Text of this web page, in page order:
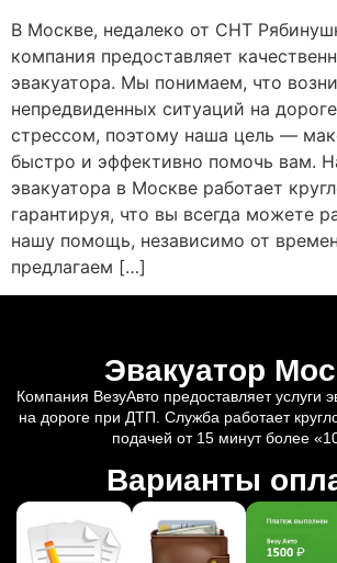
В Москве, недалеко от СНТ
компания предоставляет
эвакуатора. Мы понимаем, что
непредвиденных ситуаций на
стрессом, поэтому наша цель —
быстро и эффективно помочь вам.
эвакуатора в Москве работает
гарантируя, что вы всегда можете
нашу помощь, независимо от
предлагаем […]
Эвакуатор
Компания ВезуАвто предоставляет услуги
на дороге при ДТП. Служба работает
подачей от 15 минут более
Варианты